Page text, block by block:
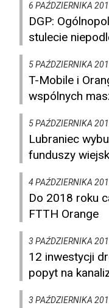
6 PAŹDZIERNIKA
DGP:
stulecie
5 PAŹDZIERNIKA
T-Mobile i
wspólnych
5 PAŹDZIERNIKA
Lubraniec
funduszy
4 PAŹDZIERNIKA
Do 2018 roku
FTTH Orange
3 PAŹDZIERNIKA
12 inwestycji
popyt na
3 PAŹDZIERNIKA